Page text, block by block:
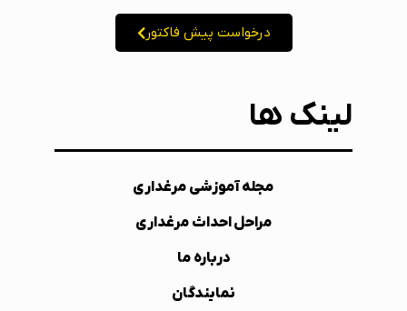
درخواست پیش فاکتور
لینک ها
مجله آموزشی مرغداری
مراحل احداث مرغداری
درباره ما
نمایندگان